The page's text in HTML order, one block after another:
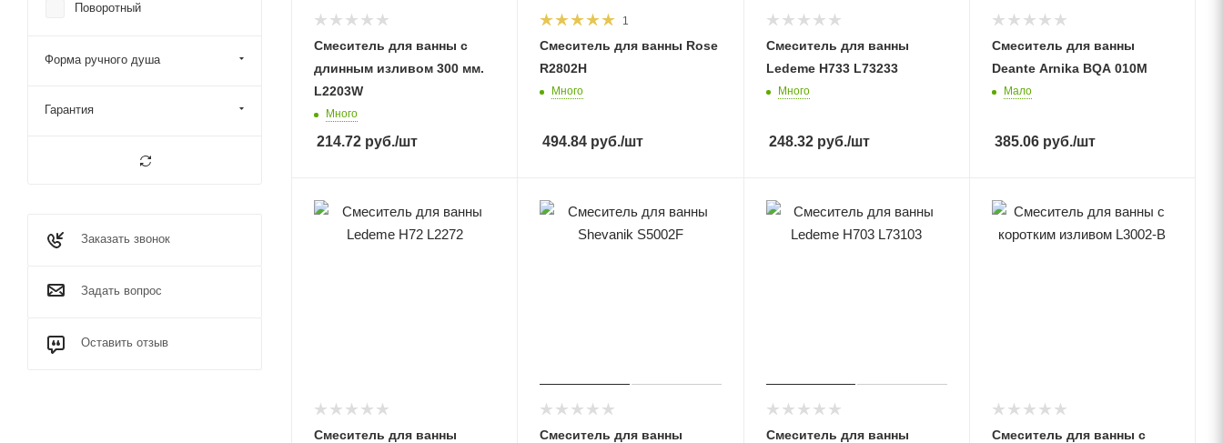
Смеситель для ванны с
длинным изливом 300 мм.
L2203W
Много
214.72 руб./шт
1
Смеситель для ванны Rose
R2802H
Много
494.84 руб./шт
Смеситель для ванны
Ledeme H733 L73233
Много
248.32руб./шт
Смеситель для ванны
Deante Arnika BQA 010M
Мало
385.06руб./шт
Смеситель для ванны Смеситель для ванны Смеситель для ванны Смеситель для ванны с
Поворотный
Форма ручного душа
Гарантия
Заказать звонок
Задать вопрос
Оставить отзыв